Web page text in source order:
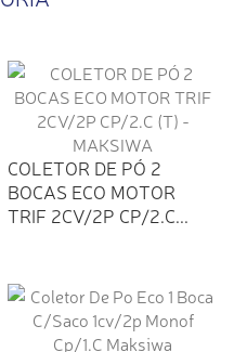
COLETOR DE PÓ 2
BOCAS ECO MOTOR
TRIF 2CV/2P CP/2.C...